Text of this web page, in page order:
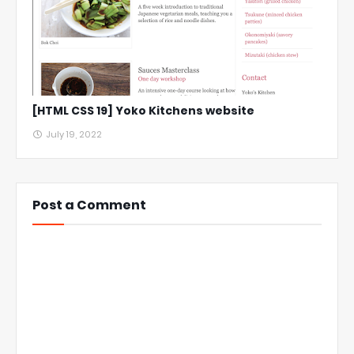
[HTML CSS 19] Yoko Kitchens website
July 19, 2022
Post a Comment